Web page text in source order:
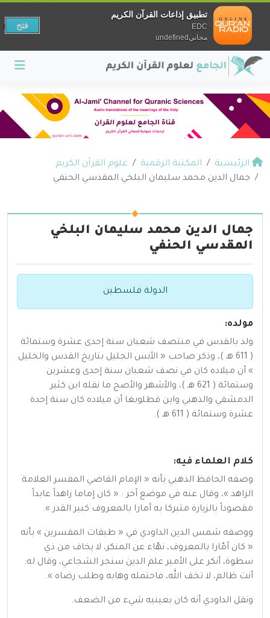
الرئيسية المكتبة الرقمية
علوم القرآن الكريم
جمال الدين محمد سليمان البلخي المقدسي الحنفي
جمال الدين محمد سليمان البلخي
المقدسي الحنفي
الدولة فلسطين
مولده:
ولد بالقدس في منتصف شعبان سنة إحدى عشرة وستمائة
( 611 هـ )، وذكر صاحب « الأنس الجليل بتاريخ القدس والخليل
» أن ميلاده كان في نصف شعبان سنة إحدى وعشرين
وستمائة ( 621 هـ )، والأشهر والأصح ما نقله ابن كثير
الدمشقي والذهبي وابن قطلوبغا أن ميلاده كان سنة إحدة
عشرة وستمائة ( 611 هـ ).
كلام العلماء فيه:
وصفه الحافظ الذهبي بأنه « الإمام القاضي المفسر العلامة
الزاهد »، وقال عنه في موضع آخر : « كان إماما زاهداً عابداً
مقصوداً بالزيارة متبركا به أمارا بالمعروف كبير القدر ».
ووصفه شمس الدين الداودي في « طبقات المفسرين » بأنه
« كان أمّارا بالمعروف، نهّاء عن المنكر، لا يخاف من ذي
سطوة، أنكر على الأمير علم الدين سنجر الشجاعي، وقال له:
أنت ظالم، لا تخف الله، فاحتمله وهابه وطلب رضاه ».
ونقل الداودي أنه كان بعينيه شيء من الضعف.
تطبيق إذاعات القرآن الكريم
EDC
مجانيundefined
فتح